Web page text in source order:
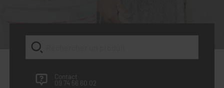
Contact
09 74 56 60 02